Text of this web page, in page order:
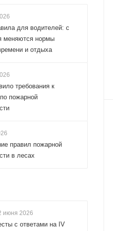
для водителей: с
меняются нормы
и отдыха
требования к
пожарной
правил пожарной
в лесах
июня 2026
с ответами на IV